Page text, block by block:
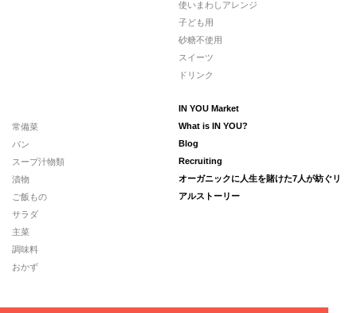
使いまわしアレンジ
子ども用
砂糖不使用
スイーツ
ドリンク
常備菜
パン
スープ汁物類
漬物
ご飯もの
サラダ
主菜
調味料
おかず
IN YOU Market
What is IN YOU?
Blog
Recruiting
オーガニックに人生を賭けた7人が紡ぐリ
アルストーリー